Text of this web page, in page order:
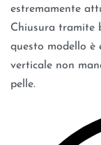
estremamente
Chiusura tramite
questo modello è
verticale non
pelle.